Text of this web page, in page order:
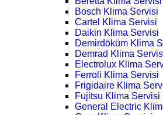
Bosch Klima Servisi
Cartel Klima Servisi
Daikin Klima Servisi
Demirdöküm Klima
Demrad Klima
Electrolux Klima
Ferroli Klima Servisi
Frigidaire Klima
Fujitsu Klima Servisi
General Electric